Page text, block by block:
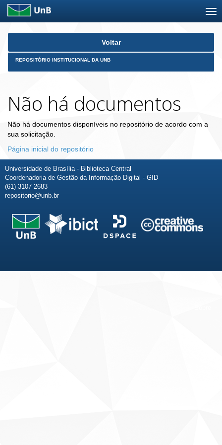
Skip
Voltar
REPOSITÓRIO INSTITUCIONAL DA UNB
Não há documentos
Não há documentos disponíveis no repositório de acordo com a
sua solicitação.
Página inicial do repositório
Universidade de Brasília - Biblioteca Central
Coordenadoria de Gestão da Informação Digital - GID
(61) 3107-2683
repositorio@unb.br